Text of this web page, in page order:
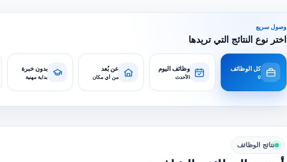
وصول سريع
اختر نوع النتائج التي تريدها
كل الوظائف
0
وظائف اليوم
الأحدث
عن بُعد
من أي مكان
بدون خبرة
بداية مهنية
نتائج الوظائف